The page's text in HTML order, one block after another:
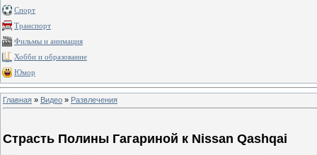
Спорт
Транспорт
Фильмы и анимация
Хобби и образование
Юмор
Главная » Видео » Развлечения
Страсть Полины Гагариной к Nissan Qashqai